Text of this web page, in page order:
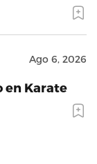
Ago 6, 2026
en Karate